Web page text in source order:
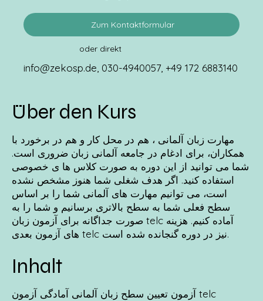
Zum Kontaktformular
oder direkt
info@zekosp.de , 030-4940057, +49 172 6883140
Über den Kurs
مهارت زبان آلمانی ، هم در محل کار و هم در برخورد با
همکاران، برای ادغام در جامعه آلمانی زبان ضروری است.
شما می توانید از این دوره به صورت کلاس ها ی خصوصی
استفاده کنید. اگر هدف شغلی شما هنوز مشخص نشده
است، می توانیم مهارت های آلمانی شما را بر اساس
سطح فعلی شما به سطح بالاتری برسانیم و شما را به
صورت جداگانه برای آزمون زبان telc آماده کنیم. هزینه
های آزمون بعدی telc نیز در دوره گنجانده شده است.
Inhalt
آزمون تعیین سطح زبان آلمانی آمادگی آزمون telc